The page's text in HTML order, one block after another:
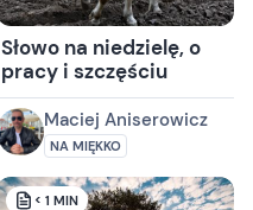
Słowo na niedzielę, o
pracy i szczęściu
Maciej Aniserowicz
NA MIĘKKO
< 1 MIN